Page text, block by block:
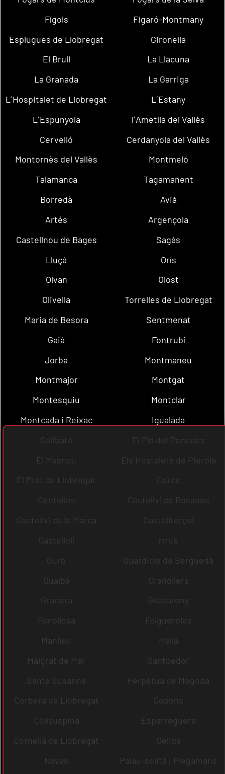
Fígols
Figaró-Montmany
Esplugues de Llobregat
Gironella
El Brull
La Llacuna
La Granada
La Garriga
L´Hospitalet de Llobregat
L´Estany
L´Espunyola
l´Ametlla del Vallès
Cervelló
Cerdanyola del Vallès
Montornès del Vallès
Montmeló
Talamanca
Tagamanent
Borredà
Avià
Artés
Argençola
Castellnou de Bages
Sagàs
Lluçà
Orís
Olvan
Olost
Olivella
Torrelles de Llobregat
Maria de Besora
Sentmenat
Gaià
Fontrubí
Jorba
Montmaneu
Montmajor
Montgat
Montesquiu
Montclar
Montcada i Reixac
Igualada
Collbató
El Pla del Penedès
El Masnou
Els Hostalets de Pierola
El Prat de Llobregat
Cercs
Centelles
Castellví de Rosanes
Castellví de la Marca
Castellterçol
Castellolí
rrius
Gurb
Guardiola de Berguedà
Gualba
Granollers
Granera
Gisclareny
Fonollosa
Folgueroles
Manlleu
Malla
Malgrat de Mar
Santpedor
Santa Susanna
Perpètua de Mogoda
Corbera de Llobregat
Copons
Collsuspina
Esparreguera
Cornellà de Llobregat
Gelida
Navas
Palau-solità i Plegamans